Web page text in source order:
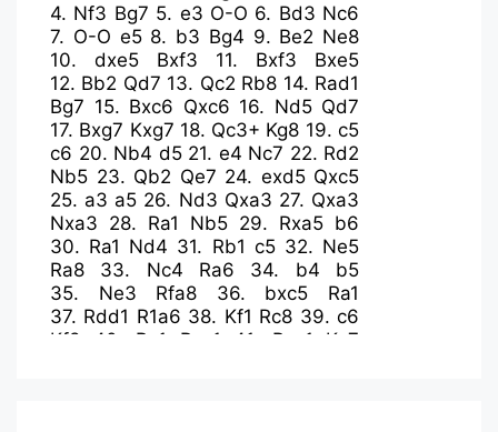
4. Nf3 Bg7 5. e3 O-O 6. Bd3 Nc6
7. O-O e5 8. b3 Bg4 9. Be2 Ne8
10. dxe5 Bxf3 11. Bxf3
Bxe5
12. Bb2 Qd7 13. Qc2 Rb8 14. Rad1
Bg7 15. Bxc6 Qxc6 16. Nd5 Qd7
17. Bxg7 Kxg7 18. Qc3+ Kg8 19.c5
c6 20. Nb4 d5 21. e4 Nc7 22. Rd2
Nb5 23. Qb2 Qe7 24. exd5 Qxc5
25. a3 a5 26. Nd3 Qxa3 27. Qxa3
Nxa3 28. Ra1 Nb5 29. Rxa5 b6
30. Ra1 Nd4 31. Rb1 c5 32. Ne5
Ra8
33. Nc4 Ra6 34. b4
b5
35. Ne3 Rfa8 36. bxc5
Ra1
37. Rdd1 R1a6 38. Kf1 Rc8 39.c6
Kf8
40. Ra1 Rxa1 41. Rxa1
Ke7